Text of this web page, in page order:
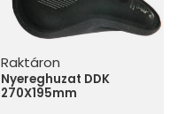
Raktáron
Nyereghuzat DDK
270X195mm